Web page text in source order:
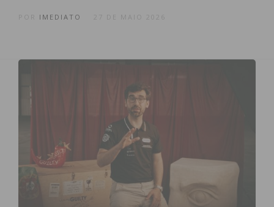
IMEDIATO 27 DE MAIO 2026